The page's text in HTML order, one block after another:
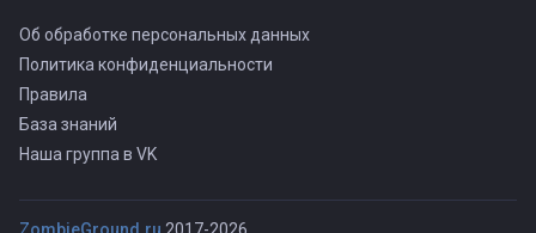
Об обработке персональных данных
Политика конфиденциальности
Правила
База знаний
Наша группа в VK